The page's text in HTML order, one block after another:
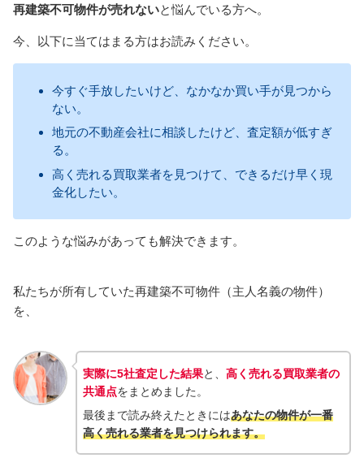
再建築不可物件が売れないと悩んでいる方へ。
今、以下に当てはまる方はお読みください。
今すぐ手放したいけど、なかなか買い手が見つから
ない。
地元の不動産会社に相談したけど、査定額が低すぎ
る。
高く売れる買取業者を見つけて、できるだけ早く現
金化したい。
このような悩みがあっても解決できます。
私たちが所有していた再建築不可物件（主人名義の物件）
を、
実際に5社査定した結果と、 高く売れる買取業者の
共通点をまとめました。
最後まで読み終えたときにはあなたの物件が一番
高く売れる業者を見つけられます。